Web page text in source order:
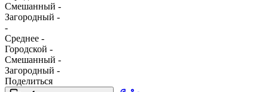
Смешанный -
Загородный -
-
Среднее -
Городской -
Смешанный -
Загородный -
Поделиться